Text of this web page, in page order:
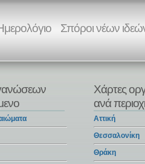
Σπόροι νέων
Χάρτες
ανά
Αττική
Θεσσαλονίκη
Θράκη